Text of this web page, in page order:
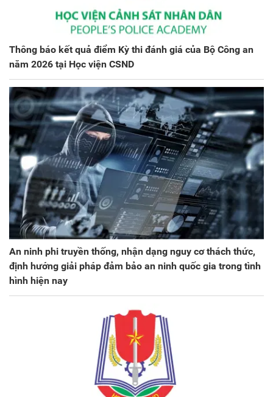
Thông báo kết quả điểm Kỳ thi đánh giá của Bộ Công an
năm 2026 tại Học viện CSND
An ninh phi truyền thống, nhận dạng nguy cơ thách thức,
định hướng giải pháp đảm bảo an ninh quốc gia trong tình
hình hiện nay